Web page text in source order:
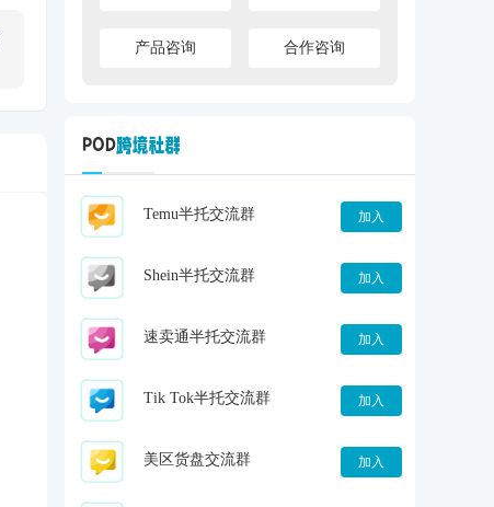
产品咨询 合作咨询
Temu半托交流群 加入
Shein半托交流群 加入
速卖通半托交流群 加入
Tik Tok半托交流群 加入
美区货盘交流群 加入